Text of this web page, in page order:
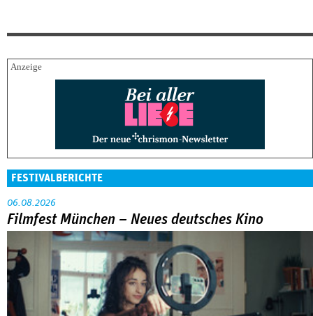
FESTIVALBERICHTE
06.08.2026
Filmfest München – Neues deutsches Kino